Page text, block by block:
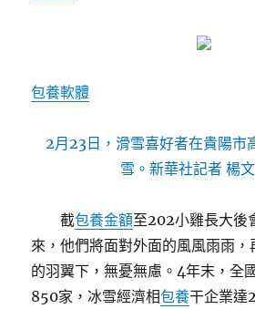
包養軟體
2月23日，滑雪喜好者在貴陽市
雪。新華社記者 楊
截包養金額至202小雞長大後
來，他們將面對外面的風風雨雨，
的羽翼下，無憂無慮。4年末，全
850家，冰雪經濟相包養干企業達